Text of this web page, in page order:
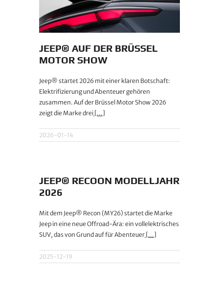
JEEP® AUF DER BRÜSSEL
MOTOR SHOW
Jeep® startet 2026 mit einer klaren Botschaft:
Elektrifizierung und Abenteuer gehören
zusammen. Auf der Brüssel Motor Show 2026
zeigt die Marke drei [...]
2026-01-14
JEEP® RECOON MODELLJAHR
2026
Mit dem Jeep® Recon (MY26) startet die Marke
Jeep in eine neue Offroad-Ära: ein vollelektrisches
SUV, das von Grund auf für Abenteuer [...]
2025-12-19